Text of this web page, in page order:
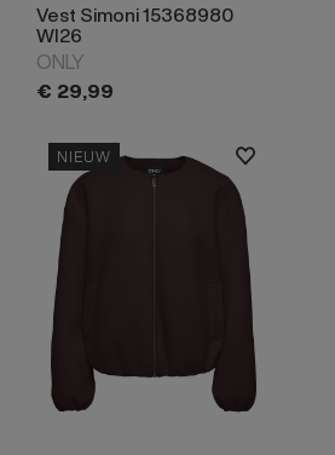
Vest Simoni 15368980
WI26
ONLY
€ 29,99
NIEUW